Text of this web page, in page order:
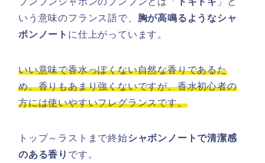
いう意味のフランス語で、 胸が高鳴るようなシャ
ボンノート に仕上がっています。
いい意味で香水っぽくない自然な香りであるた
め、香りもあまり強くないですが、香水初心者の
方には使いやすいフレグランスです。
トップ～ラストまで終始シャボンノートで清潔感
のある香り です。